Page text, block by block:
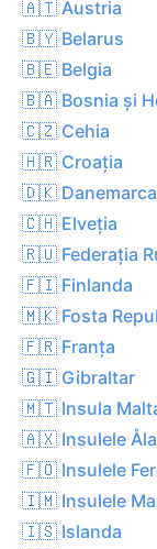
🇦🇹 Austria
🇧🇾 Belarus
🇧🇪 Belgia
🇧🇦 Bosnia și
🇨🇿 Cehia
🇭🇷 Croația
🇩🇰 Danemarca
🇨🇭 Elveția
🇷🇺 Federația
🇫🇮 Finlanda
🇲🇰 Fosta
🇫🇷 Franța
🇬🇮 Gibraltar
🇲🇹 Insula
🇦🇽 Insulele
🇫🇴 Insulele
🇮🇲 Insulele
🇮🇸 Islanda